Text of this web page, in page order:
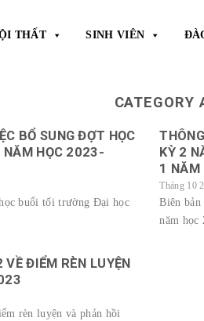
THẤT SINH VIÊN
CATEGORY
BỔ SUNG ĐỢT HỌC
NĂM HỌC 2023-
buổi tối trường Đại học
KỲ 2
1
Tháng 10
Biên
năm học
ĐIỂM RÈN LUYỆN
rèn luyện và phản hồi